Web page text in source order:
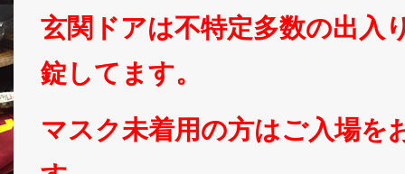
玄関ドアは不特定多数の出入
錠してます。
マスク未着用の方はご入場を